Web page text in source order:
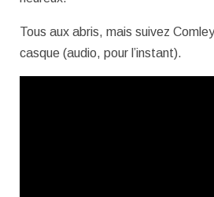
Tous aux abris, mais suivez
casque (audio, pour l’instant).